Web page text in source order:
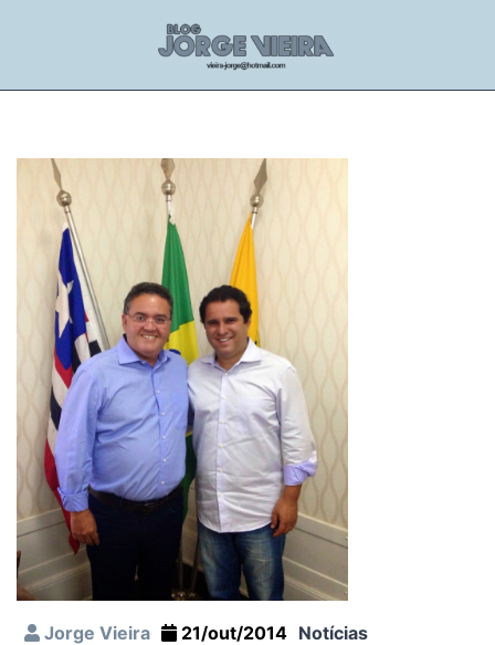
Jorge Vieira 21/out/2014 Notícias